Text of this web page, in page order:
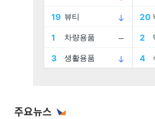
주요뉴스